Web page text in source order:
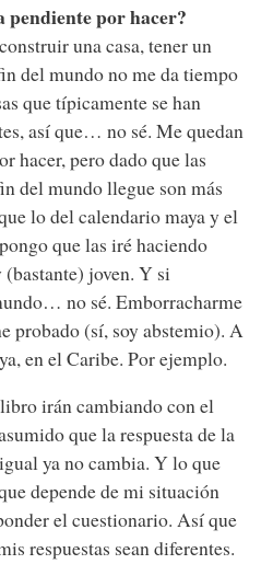
pendiente por hacer?
una casa, tener un
del mundo no me da tiempo
que típicamente se han
así que… no sé. Me quedan
hacer, pero dado que las
del mundo llegue son más
lo del calendario maya y el
que las iré haciendo
joven. Y si
no sé. Emborracharme
probado (sí, soy abstemio). A
en el Caribe. Por ejemplo.
irán cambiando con el
que la respuesta de la
ya no cambia. Y lo que
depende de mi situación
el cuestionario. Así que
respuestas sean diferentes.